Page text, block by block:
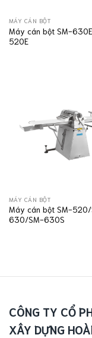
MÁY CÁN BỘT
Máy cán bột SM-
520E
MÁY CÁN BỘT
Máy cán bột SM-
630/SM-630S
CÔNG TY CỔ
XÂY DỰNG